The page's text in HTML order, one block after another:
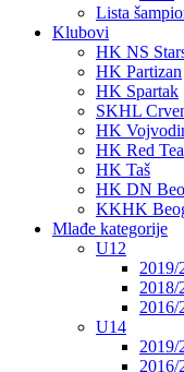
Lista
Klubovi
HK NS
HK Partizan
HK Spartak
SKHL
HK
HK Red
HK Taš
HK DN
KKHK
Mlađe kategorije
U12
2019/
2018/
2016/
U14
2019/
2016/